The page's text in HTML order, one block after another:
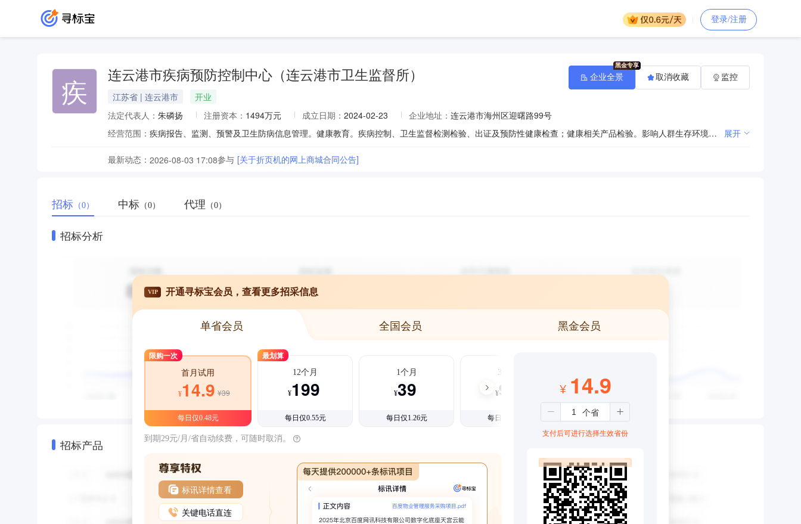
登录/注册
疾 连云港市疾病预防控制中心（连云港市卫生监督所）
江苏省 | 连云港市
开业
法定代表人： 朱磷扬 注册资本： 1494万元 成立日期： 2024-02-23 企业地址： 连云港市海州区迎曙路99号
经营范围：
疾病报告、监测、预警及卫生防病信息管理。健康教育。疾病控制、卫生监督检测检验、出证及预防性健康检查；健康相关产品检验。影响人群生存环境及生命质量因素卫生学监测，健康危害因素防控。急慢性传染病、慢性非传染病、职业病、地方病等防制规划与实施方案拟订，疾病防控和疫情处理，免疫规划，效果评价。卫生突发事件、不明原因疾病调查，配合传染病等重大疫情、重大灾害紧急处置和控制。预防医学科研、继续教育与培训。下级机构技术指导；指导、参与社区卫生服务和初级卫生保健。新建、扩建、改建建设项目选址和设计卫生学评价；检验、预防保健服务、预防医学技术咨询；卫生防病和人群健康相关技术、产品开发研究。拟订消杀工作规划和病媒生物防制措施落实方案。跨区域、重大违法案件查处指导等。卫生健康监督信息化建设，信息统计分析。全市卫生健康综合监督体系、诚信体系建设。医疗机构及医务人员、医疗技术应用、医疗服务、托育机构设置及服务、传染病防治、饮用水卫生、学校卫生、公共场所卫生、职业卫生、放射卫生等监督执法。卫生健康监督法规调研宣贯咨询培训等。食品企业标准备案、食品安全标准跟踪评价等。市本级卫生行政许可、医师注册等。重大活动卫生保障。 展开
最新动态： 2026-08-03 17:08参与 [关于折页机的网上商城合同公告]
企业全景 取消收藏 监控
招标 （0） 中标 （0） 代理 （0）
招标分析
招标产品
VIP 开通寻标宝会员，查看更多招采信息
单省会员 全国会员 黑金会员
限购一次
首月试用
¥14.9 ¥39
每日仅0.48元
最划算
12个月
¥199
每日仅0.55元
1个月
¥39
每日仅1.26元
3个月
¥99
每日仅1.08元
到期29元/月/省自动续费，可随时取消。
标讯详情查看
关键电话直连
¥ 14.9
支付后可进行选择生效省份